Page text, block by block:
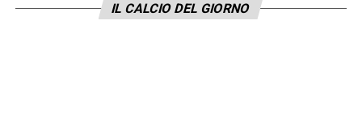
Oliver ha dovuto trasferire la sua famiglia da
IL CALCIO DEL GIORNO